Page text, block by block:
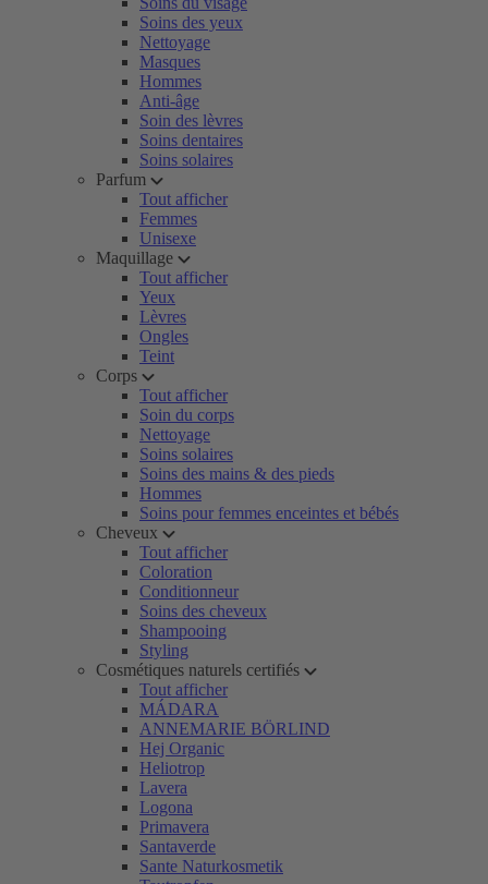
Soins des yeux
Nettoyage
Masques
Hommes
Anti-âge
Soin des lèvres
Soins dentaires
Soins solaires
Parfum
Tout afficher
Femmes
Unisexe
Maquillage
Tout afficher
Yeux
Lèvres
Ongles
Teint
Corps
Tout afficher
Soin du corps
Nettoyage
Soins solaires
Soins des mains & des pieds
Hommes
Soins pour femmes enceintes et bébés
Cheveux
Tout afficher
Coloration
Conditionneur
Soins des cheveux
Shampooing
Styling
Cosmétiques naturels certifiés
Tout afficher
MÁDARA
ANNEMARIE BÖRLIND
Hej Organic
Heliotrop
Lavera
Logona
Primavera
Santaverde
Sante Naturkosmetik